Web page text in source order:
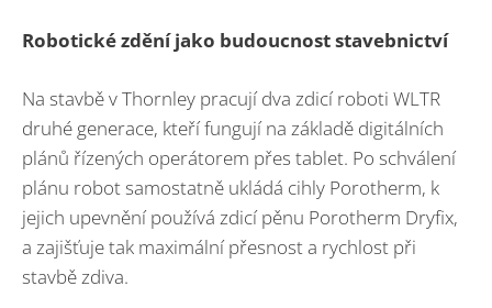
Robotické zdění jako budoucnost stavebnictví
Na stavbě v Thornley pracují dva zdicí roboti WLTR
druhé generace, kteří fungují na základě digitálních
plánů řízených operátorem přes tablet. Po schválení
plánu robot samostatně ukládá cihly Porotherm, k
jejich upevnění používá zdicí pěnu Porotherm Dryfix,
a zajišťuje tak maximální přesnost a rychlost při
stavbě zdiva.